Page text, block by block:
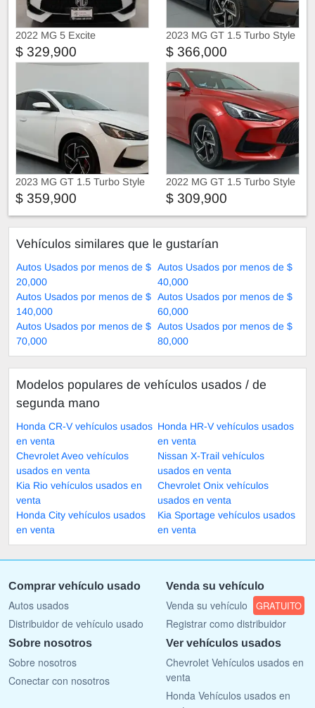
2022 MG 5 Excite
$ 329,900
2023 MG GT 1.5 Turbo Style
$ 366,000
2023 MG GT 1.5 Turbo Style
$ 359,900
2022 MG GT 1.5 Turbo Style
$ 309,900
Vehículos similares que le gustarían
Autos Usados por menos de $
20,000
Autos Usados por menos de $
40,000
Autos Usados por menos de $
140,000
Autos Usados por menos de $
60,000
Autos Usados por menos de $
70,000
Autos Usados por menos de $
80,000
Modelos populares de vehículos usados ​​/ de
segunda mano
Honda CR-V vehículos usados
en venta
Honda HR-V vehículos usados
en venta
Chevrolet Aveo vehículos
usados en venta
Nissan X-Trail vehículos
usados en venta
Kia Rio vehículos usados en
venta
Chevrolet Onix vehículos
usados en venta
Honda City vehículos usados
en venta
Kia Sportage vehículos usados
en venta
Comprar vehículo usado
Autos usados
Distribuidor de vehículo usado
Venda su vehículo
Venda su vehículo GRATUITO
Registrar como distribuidor
Sobre nosotros
Sobre nosotros
Conectar con nosotros
Ver vehículos usados
Chevrolet Vehículos usados en
venta
Honda Vehículos usados en